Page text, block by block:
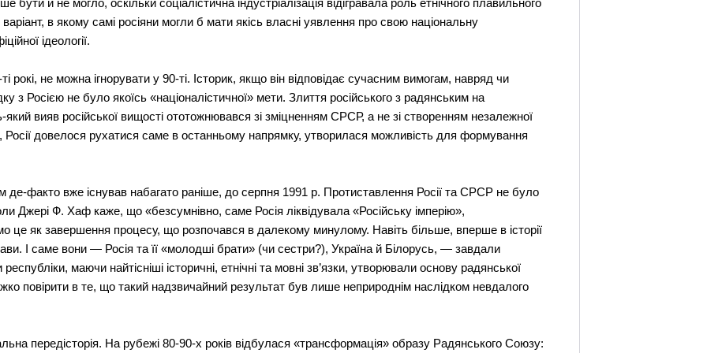
бути й не могло, оскільки соціалістична індустріалізація відігравала роль етнічного плавильного
в якому самі росіяни могли б мати якісь власні уявлення про свою національну
ідеології.
рокі, не можна ігнорувати у 90-ті. Історик, якщо він відповідає сучасним вимогам, навряд чи
з Росією не було якоїсь «націоналістичної» мети. Злиття російського з радянським на
який вияв російської вищості ототожнювався зі зміцненням СРСР, а не зі створенням незалежної
довелося рухатися саме в останньому напрямку, утворилася можливість для формування
де-факто вже існував набагато раніше, до серпня 1991 р. Протиставлення Росії та СРСР не було
Джері Ф. Хаф каже, що «безсумнівно, саме Росія ліквідувала «Російську імперію»,
це як завершення процесу, що розпочався в далекому минулому. Навіть більше, вперше в історії
І саме вони — Росія та її «молодші брати» (чи сестри?), Україна й Білорусь, — завдали
маючи найтісніші історичні, етнічні та мовні зв’язки, утворювали основу радянської
повірити в те, що такий надзвичайний результат був лише неприроднім наслідком невдалого
передісторія. На рубежі 80-90-х років відбулася «трансформація» образу Радянського Союзу: